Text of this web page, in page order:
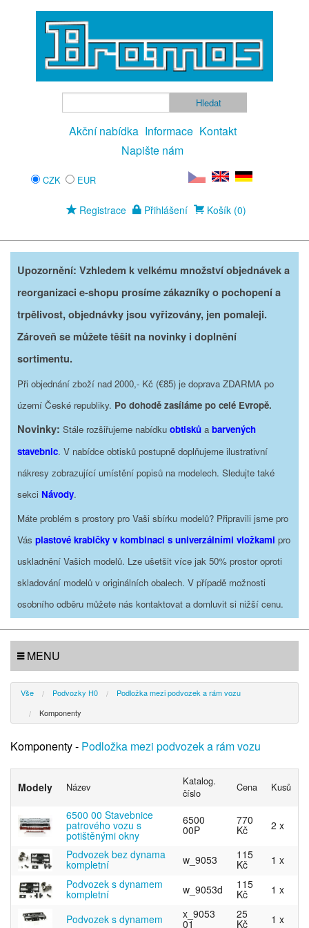
Akční nabídka Informace Kontakt
Napište nám
CZK EUR
Registrace Přihlášení Košík (0)
Upozornění: Vzhledem k velkému množství objednávek a
reorganizaci e-shopu prosíme zákazníky o pochopení a
trpělivost, objednávky jsou vyřizovány, jen pomaleji.
Zároveň se můžete těšit na novinky i doplnění
sortimentu.
Při objednání zboží nad 2000,- Kč (€85) je doprava ZDARMA po
území České republiky. Po dohodě zasíláme po celé Evropě.
Novinky: Stále rozšiřujeme nabídku obtisků a barvených
stavebnic. V nabídce obtisků postupně doplňujeme ilustrativní
nákresy zobrazující umístění popisů na modelech. Sledujte také
sekci Návody.
Máte problém s prostory pro Vaši sbírku modelů? Připravili jsme pro
Vás plastové krabičky v kombinaci s univerzálními vložkami pro
uskladnění Vašich modelů. Lze ušetšit více jak 50% prostor oproti
skladování modelů v originálních obalech. V případě možnosti
osobního odběru můžete nás kontaktovat a domluvit si nižší cenu.
MENU
Vše Podvozky H0
Podložka mezi podvozek a rám vozu
Komponenty
Komponenty - Podložka mezi podvozek a rám vozu
Modely Název
Katalog.
číslo
Cena Kusů
6500 00 Stavebnice
patrového vozu s
potištěnými okny
6500
00P
770
Kč 2 x
Podvozek bez dynama
kompletní w_9053 115
Kč
1 x
Podvozek s dynamem
kompletní w_9053d 115
Kč 1 x
Podvozek s dynamem x_9053
01
25
Kč 1 x